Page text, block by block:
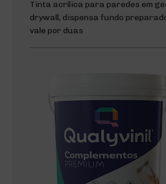
Tinta acrílica para paredes em
drywall, dispensa fundo
vale por duas